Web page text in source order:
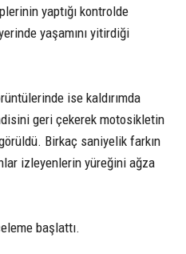
yaptığı kontrolde
yaşamını yitirdiği
ise kaldırımda
geri çekerek motosikletin
Birkaç saniyelik farkın
izleyenlerin yüreğini ağza
başlattı.